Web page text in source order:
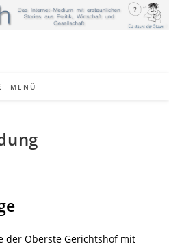
MENÜ
der Oberste Gerichtshof mit